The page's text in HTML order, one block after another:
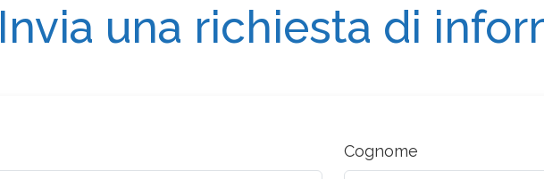
Invia una richiesta di
Cognome